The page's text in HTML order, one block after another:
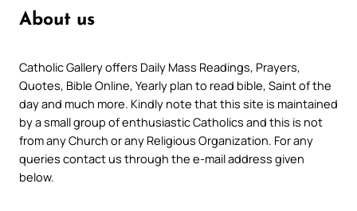
About us
Catholic Gallery offers Daily Mass Readings, Prayers,
Quotes, Bible Online, Yearly plan to read bible, Saint of the
day and much more. Kindly note that this site is maintained
by a small group of enthusiastic Catholics and this is not
from any Church or any Religious Organization. For any
queries contact us through the e-mail address given
below.